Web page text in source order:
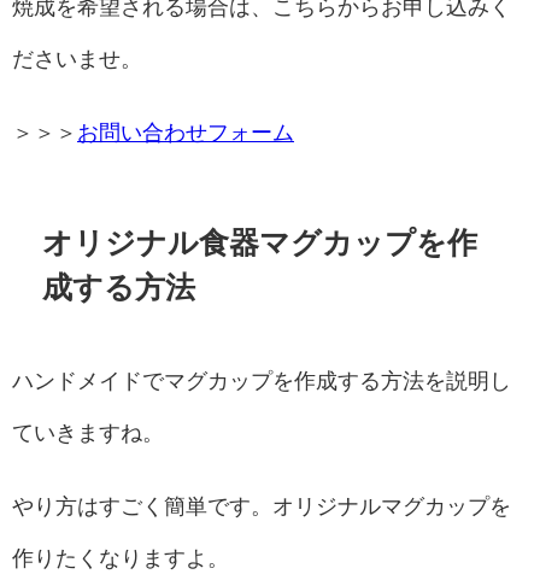
焼成を希望される場合は、こちらからお申し込みく
ださいませ。
＞＞＞ お問い合わせフォーム
オリジナル食器マグカップを作
成する方法
ハンドメイドでマグカップを作成する方法を説明し
ていきますね。
やり方はすごく簡単です。オリジナルマグカップを
作りたくなりますよ。